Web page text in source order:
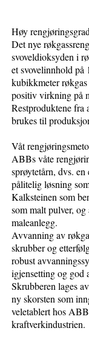
Høy rengjøringsgrad
Det nye
svoveldioksyden i
et svovelinnhold
kubikkmeter
positiv virkning på
Restproduktene fra
brukes til
Våt
ABBs våte
sprøytetårn, dvs.
pålitelig løsning
Kalksteinen som
som malt pulver,
maleanlegg.
Avvanning av
skrubber og
robust
igjensetting og god
Skrubberen lages
ny skorsten som
veletablert hos
kraftverkindustrien.